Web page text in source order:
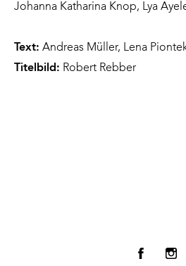
Johanna Katharina Knop, Lya
Text: Andreas Müller, Lena
Titelbild: Robert Rebber